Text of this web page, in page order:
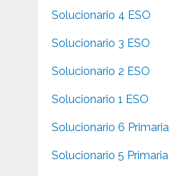
Solucionario 4 ESO
Solucionario 3 ESO
Solucionario 2 ESO
Solucionario 1 ESO
Solucionario 6 Primaria
Solucionario 5 Primaria